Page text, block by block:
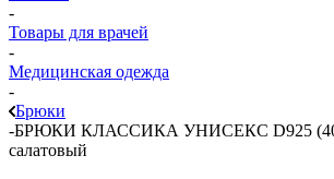
-
Товары для врачей
-
Медицинская одежда
-
Брюки
-БРЮКИ КЛАССИКА УНИСЕКС D925
салатовый